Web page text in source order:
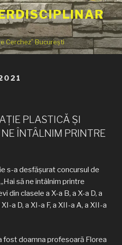
Cerchez” București
PLASTICĂ ȘI
ÎNTÂLNIM PRINTRE
s-a desfășurat concursul de
să ne întâlnim printre
din clasele a X-a B, a X-a D, a
a D, a XI-a F, a XII-a A, a XII-a
doamna profesoară Florea